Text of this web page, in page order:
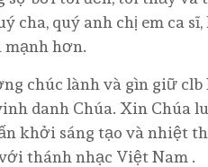
cha, quý anh chị em ca
mạnh hơn.
chúc lành và gìn giữ clb
danh Chúa. Xin Chúa
khởi sáng tạo và nhiệt
thánh nhạc Việt Nam .